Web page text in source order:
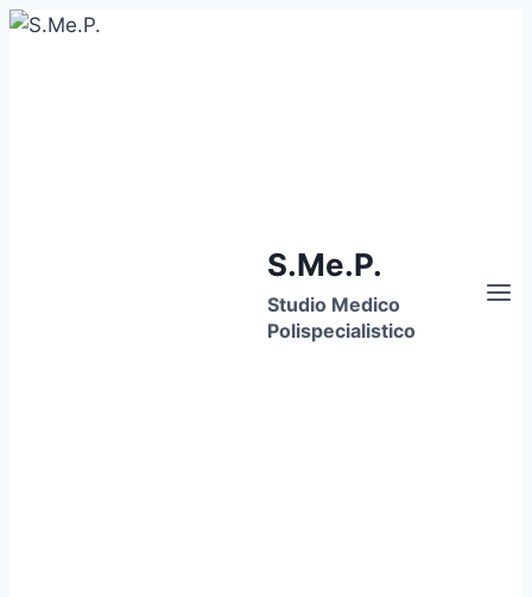
Skip
S.Me.P.
Studio Medico
Polispecialistico